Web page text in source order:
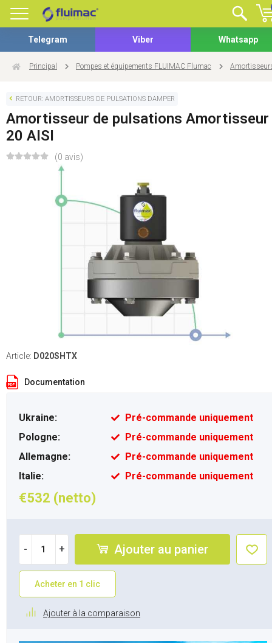
Telegram Viber Whatsapp
Principal Pompes et équipements FLUIMAC Flumac
RETOUR: AMORTISSEURS DE PULSATIONS DAMPER
Amortisseur de pulsations Amortisseur
20 AISI
(0 avis)
Article: D020SHTX
Documentation
Ukraine:
Pré-commande uniquement
Pologne:
Pré-commande uniquement
Allemagne:
Pré-commande uniquement
Italie:
Pré-commande uniquement
€532 (netto)
- + Ajouter au panier
Acheter en 1 clic
Ajouter à la comparaison